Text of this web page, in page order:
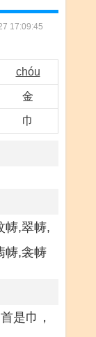
17:09:45
chóu
金
巾
帱,翠帱,
帱,衾帱
是巾，